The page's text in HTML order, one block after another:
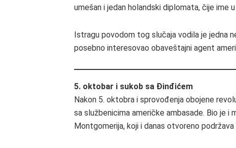
umešan i jedan holandski diplomata, čije ime
Istragu povodom tog slučaja vodila je jedna
posebno interesovao obaveštajni agent
5. oktobar i sukob sa Đinđićem
Nakon 5. oktobra i sprovođenja obojene
sa službenicima američke ambasade. Bio je i
Montgomerija, koji i danas otvoreno